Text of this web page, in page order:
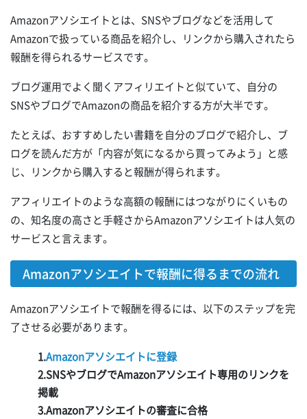
Amazonアソシエイトとは、SNSやブログなどを活用して
Amazonで扱っている商品を紹介し、リンクから購入されたら
報酬を得られるサービスです。
ブログ運用でよく聞くアフィリエイトと似ていて、自分の
SNSやブログでAmazonの商品を紹介する方が大半です。
たとえば、おすすめしたい書籍を自分のブログで紹介し、ブ
ログを読んだ方が「内容が気になるから買ってみよう」と感
じ、リンクから購入すると報酬が得られます。
アフィリエイトのような高額の報酬にはつながりにくいもの
の、知名度の高さと手軽さからAmazonアソシエイトは人気の
サービスと言えます。
Amazonアソシエイトで報酬に得るまでの流れ
Amazonアソシエイトで報酬を得るには、以下のステップを完
了させる必要があります。
1.Amazonアソシエイトに登録
2.SNSやブログでAmazonアソシエイト専用のリンクを
掲載
3.Amazonアソシエイトの審査に合格